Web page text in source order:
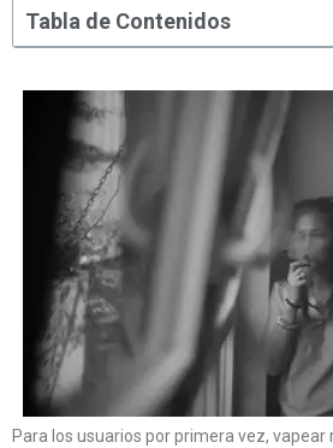
Tabla de Contenidos
Para los usuarios por primera vez, vapear